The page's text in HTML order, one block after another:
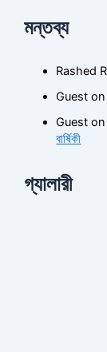
মন্তব্য
Rashed
Guest
Guest
বার্ষিকী
গ্যালারী